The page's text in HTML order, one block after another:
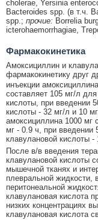
cholerae, Yersinia
Bacteroides spp. (в т.ч.
spp.; прочие: Borrelia
icterohaemorrhagiae,
Фармакокинетика
Амоксициллин и
фармакокинетику друг
инъекции
составляет 105 мг/л
кислоты, при введении
кислоты - 32 мг/л и 10
амоксициллина 1000 мг
мг - 0.9 ч, при введении
клавулановой кислоты -
После в/в введения
клавулановой кислоты
мышечной тканях и
плевральной жидкости,
перитонеальной
клавулановая кислота
низких концентрациях
клавулановая кислота